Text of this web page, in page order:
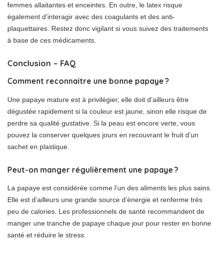
femmes allaitantes et enceintes. En outre, le latex risque
également d’interagir avec des coagulants et des anti-
plaquettaires. Restez donc vigilant si vous suivez des traitements
à base de ces médicaments.
Conclusion – FAQ
Comment reconnaitre une bonne papaye ?
Une papaye mature est à privilégier, elle doit d’ailleurs être
dégustée rapidement si la couleur est jaune, sinon elle risque de
perdre sa qualité gustative. Si la peau est encore verte, vous
pouvez la conserver quelques jours en recouvrant le fruit d’un
sachet en plastique.
Peut-on manger régulièrement une papaye ?
La papaye est considérée comme l’un des aliments les plus sains.
Elle est d’ailleurs une grande source d’énergie et renferme très
peu de calories. Les professionnels de santé recommandent de
manger une tranche de papaye chaque jour pour rester en bonne
santé et réduire le stress.